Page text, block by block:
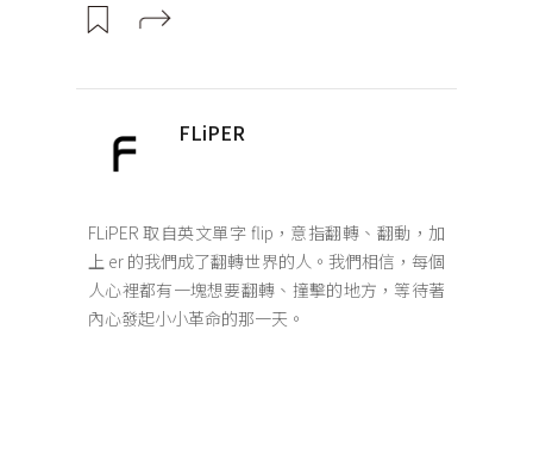
FLiPER
FLiPER 取自英文單字 flip，意指翻轉、翻動，加
上 er 的我們成了翻轉世界的人。我們相信，每個
人心裡都有一塊想要翻轉、撞擊的地方，等待著
內心發起小小革命的那一天。